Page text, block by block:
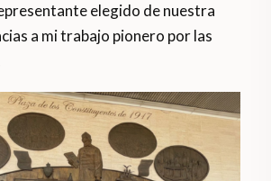
elegido de nuestra
a mi trabajo pionero por las